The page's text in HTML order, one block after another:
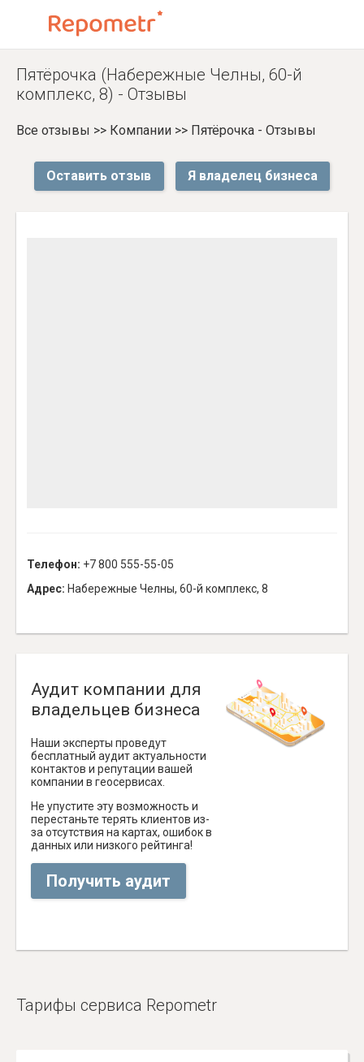
Пятёрочка (Набережные Челны, 60-й
комплекс, 8) - Отзывы
Все отзывы >> Компании >> Пятёрочка - Отзывы
Оставить отзыв Я владелец бизнеса
Телефон: +7 800 555-55-05
Адрес: Набережные Челны, 60-й комплекс, 8
Аудит компании для
владельцев бизнеса
Наши эксперты проведут
бесплатный аудит актуальности
контактов и репутации вашей
компании в геосервисах.
Не упустите эту возможность и
перестаньте терять клиентов из-
за отсутствия на картах, ошибок в
данных или низкого рейтинга!
Получить аудит
Тарифы сервиса Repometr